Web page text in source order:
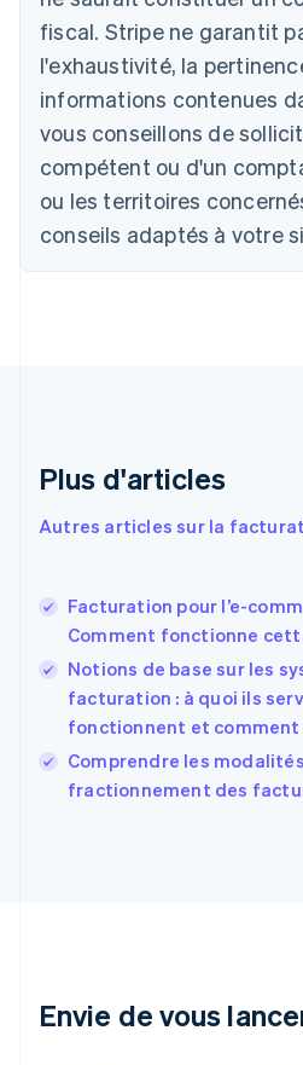
fiscal. Stripe ne garantit
l'exhaustivité, la
informations contenues
vous conseillons de
compétent ou d'un
ou les territoires
conseils adaptés à votre
Plus d'articles
Autres articles sur la
Facturation pour l’e-
Comment fonctionne
Notions de base sur les
facturation : à quoi ils
fonctionnent et comment
Comprendre les
fractionnement des
Envie de vous
NederlandsFrançaisDeutsch
Brésil
Português
Bulgarie
English
Canada
Chine continentale
简体中文English
Español English
English
Finlande
EnglishSvenska
FrançaisEnglish
Gibraltar
English
Grèce
English
Hongrie
日本語 English